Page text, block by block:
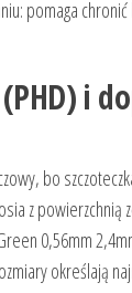
pomaga
i
bo
z
0,56mm
określają